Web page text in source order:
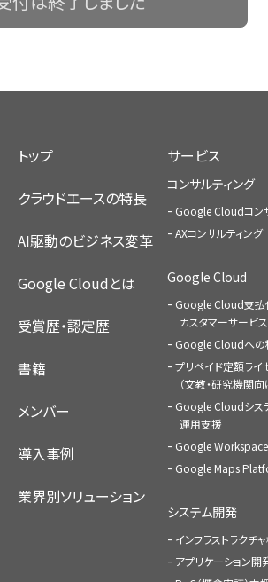
トップ
クラウドエースの特長
AI駆動のビジネス変革
Google Cloudとは
受賞歴・認定歴
書籍
メンバー
導入事例
業界別ソリューション
サービス
コンサルティング
Google Cloudコン
AXコンサルティング
Google Cloud
Google Cloud支払
カスタマーサービス
Google Cloudへの
プリペイド定額ライ
（文教・研究機関向
Google Cloudシス
運用支援
Google
Google Maps
システム開発
インフラストラクチ
アプリケーション開